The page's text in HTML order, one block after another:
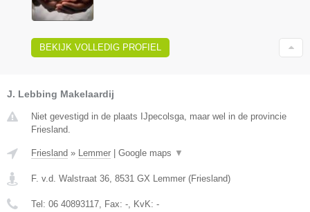
BEKIJK VOLLEDIG PROFIEL
J. Lebbing Makelaardij
Niet gevestigd in de plaats IJpecolsga, maar wel in de provincie
Friesland.
Friesland » Lemmer Google maps ▼
F. v.d. Walstraat 36 8531 GX Lemmer (Friesland)
Tel: 06 40893117 , Fax: - , KvK: -